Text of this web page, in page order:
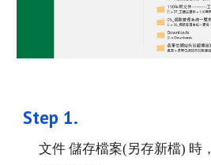
Step 1.
文件 儲存檔案(另存新檔) 時，